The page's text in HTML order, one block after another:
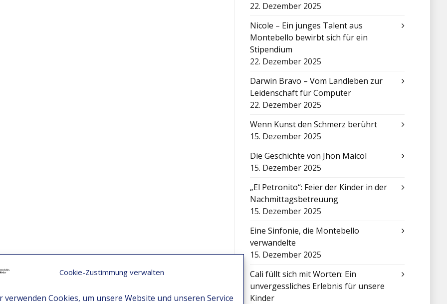
Cookie-Zustimmung verwalten
verwenden Cookies, um unsere Website und unseren Service
22. Dezember 2025
Nicole – Ein junges Talent aus
Montebello bewirbt sich für ein
Stipendium
22. Dezember 2025
Darwin Bravo – Vom Landleben zur
Leidenschaft für Computer
22. Dezember 2025
Wenn Kunst den Schmerz berührt
15. Dezember 2025
Die Geschichte von Jhon Maicol
15. Dezember 2025
„El Petronito“: Feier der Kinder in der
Nachmittagsbetreuung
15. Dezember 2025
Eine Sinfonie, die Montebello
verwandelte
15. Dezember 2025
Cali füllt sich mit Worten: Ein
unvergessliches Erlebnis für unsere
Kinder